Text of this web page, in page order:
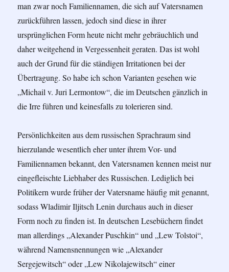
man zwar noch Familiennamen, die sich auf Vatersnamen
zurückführen lassen, jedoch sind diese in ihrer
ursprünglichen Form heute nicht mehr gebräuchlich und
daher weitgehend in Vergessenheit geraten. Das ist wohl
auch der Grund für die ständigen Irritationen bei der
Übertragung. So habe ich schon Varianten gesehen wie
„Michail v. Juri Lermontow“, die im Deutschen gänzlich in
die Irre führen und keinesfalls zu tolerieren sind.
Persönlichkeiten aus dem russischen Sprachraum sind
hierzulande wesentlich eher unter ihrem Vor- und
Familiennamen bekannt, den Vatersnamen kennen meist nur
eingefleischte Liebhaber des Russischen. Lediglich bei
Politikern wurde früher der Vatersname häufig mit genannt,
sodass Wladimir Iljitsch Lenin durchaus auch in dieser
Form noch zu finden ist. In deutschen Lesebüchern findet
man allerdings „Alexander Puschkin“ und „Lew Tolstoi“,
während Namensnennungen wie „Alexander
Sergejewitsch“ oder „Lew Nikolajewitsch“ einer